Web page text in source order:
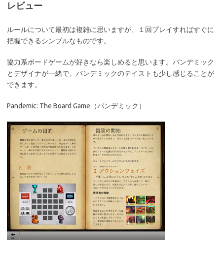
レビュー
ルールについて最初は複雑に思いますが、１回プレイすればすぐに
把握できるシンプルなものです。
協力系ボードゲームが好きなら楽しめると思います。パンデミック
とデザイナが一緒で、パンデミックのテイストも少し感じることが
できます。
Pandemic: The Board Game（パンデミック）